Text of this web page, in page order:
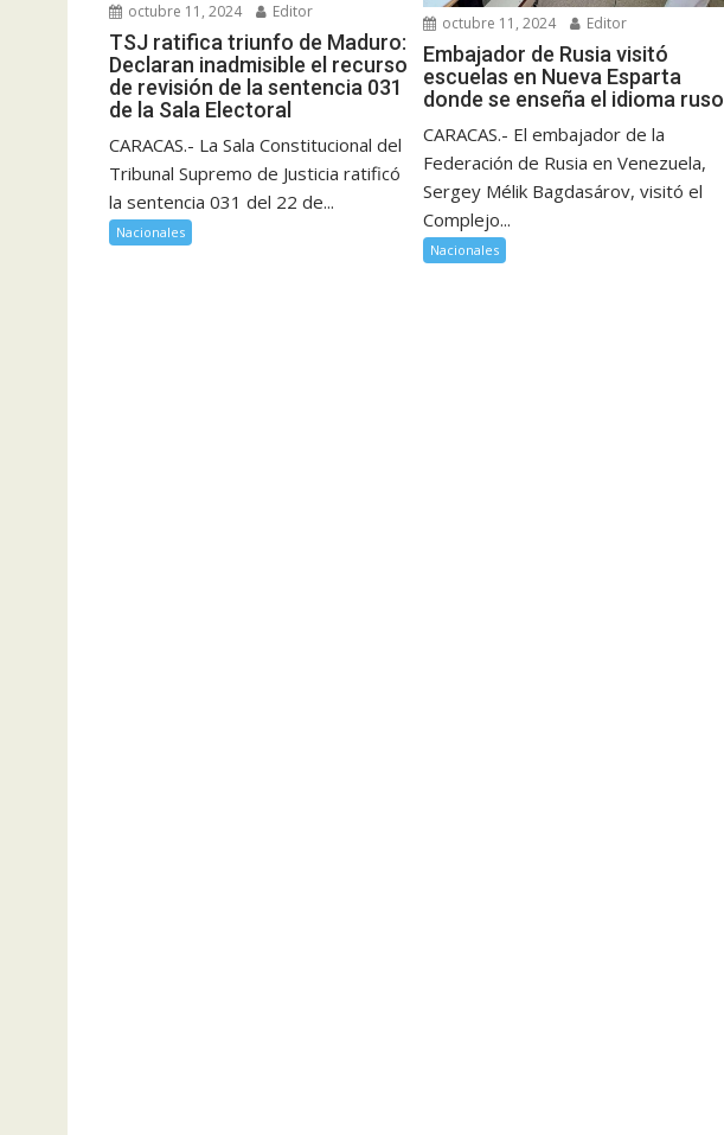
octubre 11, 2024 Editor
TSJ ratifica triunfo de Maduro:
Declaran inadmisible el recurso
de revisión de la sentencia 031
de la Sala Electoral
CARACAS.- La Sala Constitucional del
Tribunal Supremo de Justicia ratificó
la sentencia 031 del 22 de...
Nacionales
octubre 11, 2024 Editor
Embajador de Rusia visitó
escuelas en Nueva Esparta
donde se enseña el idioma ruso
CARACAS.- El embajador de la
Federación de Rusia en Venezuela,
Sergey Mélik Bagdasárov, visitó el
Complejo...
Nacionales